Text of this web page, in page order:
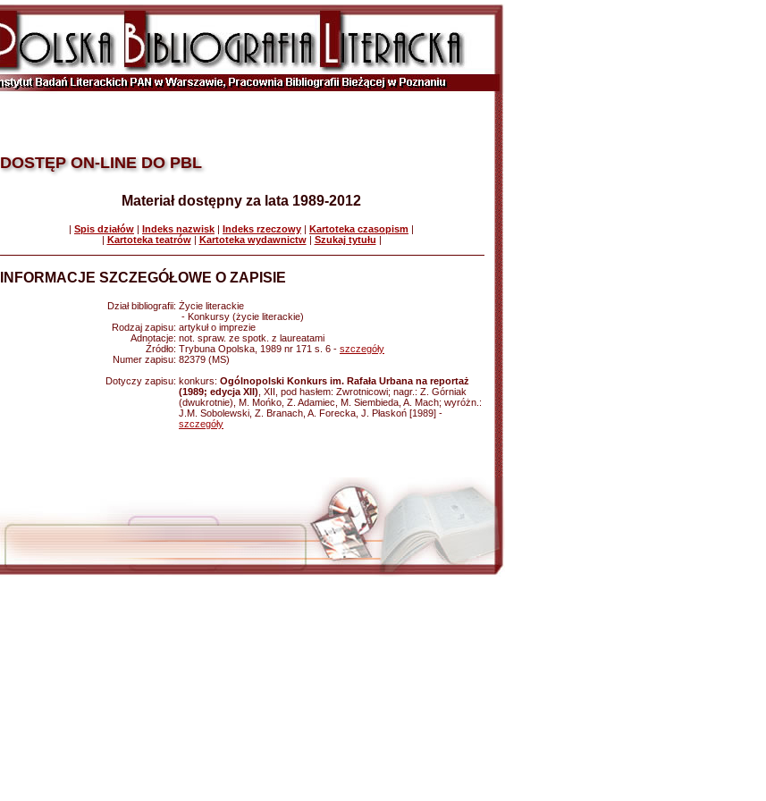
DOSTĘP ON-LINE DO PBL
Materiał dostępny za lata 1989-2012
| Spis działów | Indeks nazwisk | Indeks rzeczowy | Kartoteka czasopism |
| Kartoteka teatrów| Kartoteka wydawnictw| Szukaj tytułu |
INFORMACJE SZCZEGÓŁOWE O ZAPISIE
Dział bibliografii: Życie literackie
- Konkursy (życie literackie)
Rodzaj zapisu: artykuł o imprezie
Adnotacje: not. spraw. ze spotk. z laureatami
Źródło: Trybuna Opolska, 1989 nr 171 s. 6 - szczegóły
Numer zapisu: 82379 (MS)
Dotyczy zapisu: konkurs: Ogólnopolski Konkurs im. Rafała Urbana na reportaż
(1989; edycja XII) , XII, pod hasłem: Zwrotnicowi; nagr.: Z. Górniak
(dwukrotnie), M. Mońko, Z. Adamiec, M. Siembieda, A. Mach; wyróżn.:
J.M. Sobolewski, Z. Branach, A. Forecka, J. Płaskoń [1989] -
szczegóły